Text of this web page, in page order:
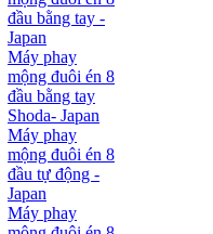
đầu bằng tay -
Japan
Máy phay
mộng đuôi én 8
đầu bằng tay
Shoda- Japan
Máy phay
mộng đuôi én 8
đầu tự động -
Japan
Máy phay